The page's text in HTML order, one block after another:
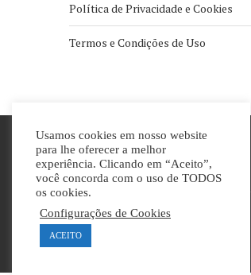
Política de Privacidade e Cookies
Termos e Condições de Uso
Usamos cookies em nosso website
para lhe oferecer a melhor
experiência. Clicando em “Aceito”,
você concorda com o uso de TODOS
os cookies.
Configurações de Cookies
ACEITO